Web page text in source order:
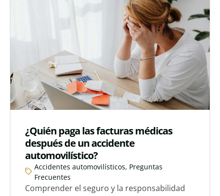
¿Quién paga las facturas médicas
después de un accidente
automovilístico?
Accidentes automovilísticos, Preguntas
Frecuentes
Comprender el seguro y la responsabilidad